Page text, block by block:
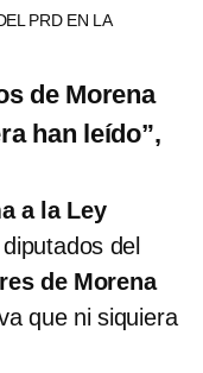
PRD EN LA
de Morena
han leído”,
a la Ley
del
de Morena
que ni siquiera